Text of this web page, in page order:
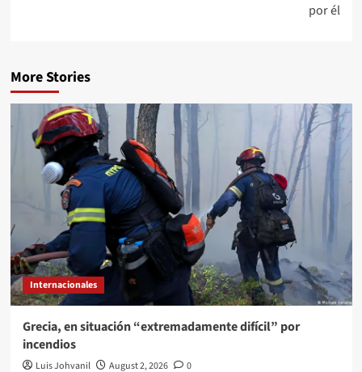
por él
More Stories
Internacionales
Grecia, en situación “extremadamente difícil” por
incendios
Luis Johvanil August 2, 2026 0